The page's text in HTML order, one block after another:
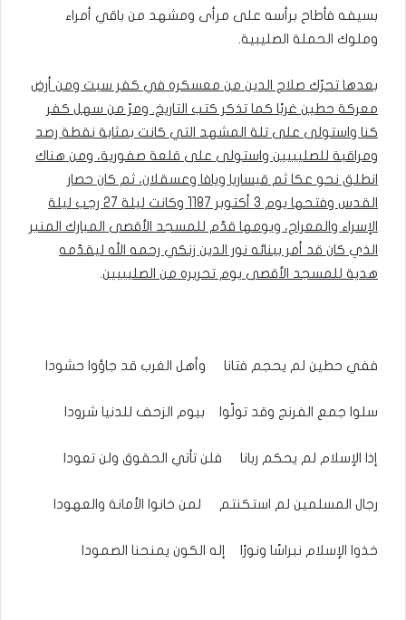
بسيفه فأطاح برأسه على مرأى ومشهد من باقي أمراء
وملوك الحملة الصليبية.
بعدها تحرّك صلاح الدين من معسكره في كفر سبت ومن أرض
معركة حطين غربًا كما تذكر كتب التاريخ. ومرّ من سهل كفر
كنا واستولى على تلة المشهد التي كانت بمثابة نقطة رصد
ومراقبة للصليبيين واستولى على قلعة صفورية، ومن هناك
انطلق نحو عكا ثم قيساريا ويافا وعسقلان، ثم كان حصار
القدس وفتحها يوم 3 أكتوبر 1187 وكانت ليلة 27 رجب ليلة
الإسراء والمعراج، ويومها قدّم للمسجد الأقصى المبارك المنبر
الذي كان قد أمر ببنائه نور الدين زنكي رحمه الله ليقدّمه
هدية للمسجد الأقصى يوم تحريره من الصليبيين.
ففي حطين لم يحجم فتانا وأهل الغرب قد جاؤوا حشودا
سلوا جمع الفرنج وقد تولّوا بيوم الزحف للدنيا شرودا
إذا الإسلام لم يحكم ربانا فلن تأتي الحقوق ولن تعودا
رجال المسلمين لم استكنتم لمن خانوا الأمانة والعهودا
خذوا الإسلام نبراسًا ونورًا إله الكون يمنحنا الصمودا